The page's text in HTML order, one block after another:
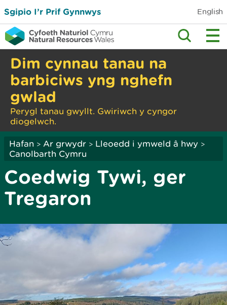
Sgipio I’r Prif Gynnwys English
Dim cynnau tanau na
barbiciws yng nghefn
gwlad
Perygl tanau gwyllt. Gwiriwch y cyngor
diogelwch.
Hafan > Ar grwydr > Lleoedd i ymweld â hwy >
Canolbarth Cymru
Coedwig Tywi, ger
Tregaron